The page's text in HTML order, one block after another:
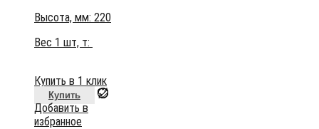
Высота, мм: 220
Вес 1 шт, т:
Купить в 1 клик
Купить
Добавить в
избранное